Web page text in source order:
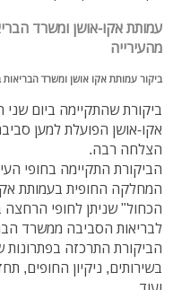
עמותת אקו-אושן ומשרד
מהעירייה
ביקור עמותת אקו אושן ומשרד הבריאות
ביקורת שהתקיימה ביום
אקו-אושן הפועלת למען
הצלחה רבה.
הביקורת התקיימה בחופי
המחלקה החופית בעמותת
הכחול" שניתן לחופי הרחצה
לבריאות הסביבה ממשרד
הביקורת התרכזה בפתרונות
בשירותים, ניקיון החופים,